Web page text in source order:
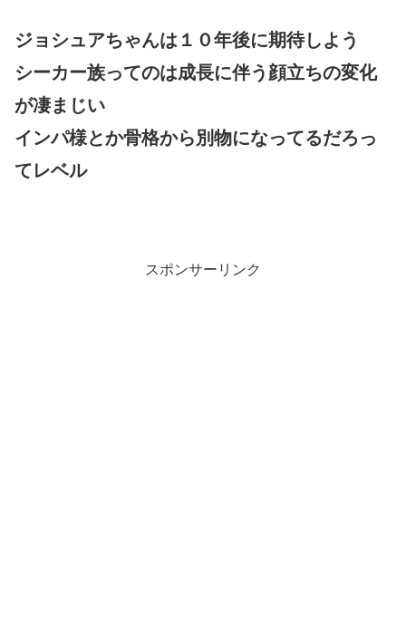
ジョシュアちゃんは１０年後に期待しよう
シーカー族ってのは成長に伴う顔立ちの変化
が凄まじい
インパ様とか骨格から別物になってるだろっ
てレベル
スポンサーリンク